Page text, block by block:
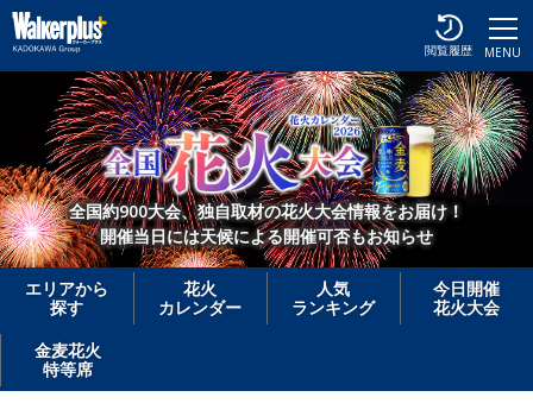
MENU
閲覧履歴
全国約900大会、独自取材の花火大会情報をお届け！
開催当日には天候による開催可否もお知らせ
エリアから
探す
花火
カレンダー
人気
ランキング
今日開催
花火大会
金麦花火
特等席